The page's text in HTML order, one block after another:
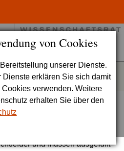
von Cookies
unserer Dienste.
Dienste erklären Sie sich damit
verwenden. Weitere
erhalten Sie über den
und müssen ausgefüllt